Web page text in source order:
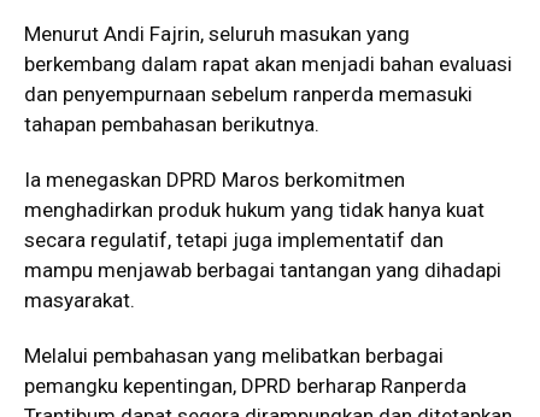
Menurut Andi Fajrin, seluruh masukan yang
berkembang dalam rapat akan menjadi bahan evaluasi
dan penyempurnaan sebelum ranperda memasuki
tahapan pembahasan berikutnya.
Ia menegaskan DPRD Maros berkomitmen
menghadirkan produk hukum yang tidak hanya kuat
secara regulatif, tetapi juga implementatif dan
mampu menjawab berbagai tantangan yang dihadapi
masyarakat.
Melalui pembahasan yang melibatkan berbagai
pemangku kepentingan, DPRD berharap Ranperda